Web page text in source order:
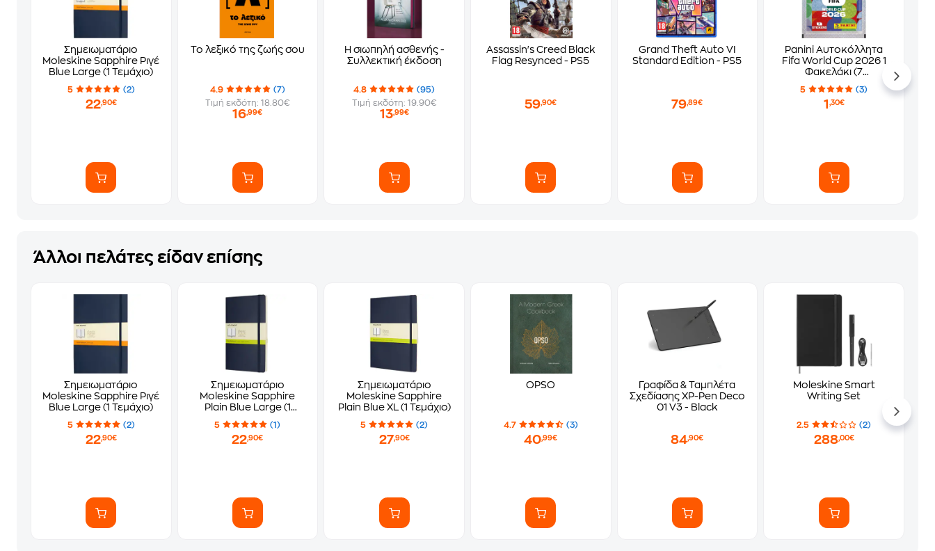
Σημειωματάριο
Moleskine Sapphire Ριγέ
Blue Large (1 Τεμάχιο)
5 (2)
22,90€
Το λεξικό της ζωής σου
4.9
(7)
Τιμή εκδότη: 18.80€
16,99€
Η σιωπηλή ασθενής -
Συλλεκτική έκδοση
4.8
(95)
Τιμή εκδότη: 19.90€
13,99€
Assassin's Creed Black
Flag Resynced - PS5
59,90€
Grand Theft Auto VI
Standard Edition - PS5
79,89€
Panini Αυτοκόλλητα
Fifa World Cup 2026 1
Φακελάκι (7
Αυτοκόλλητα)
5 (3)
1 ,30€
Άλλοι πελάτες είδαν επίσης
Σημειωματάριο
Moleskine Sapphire Ριγέ
Blue Large (1 Τεμάχιο)
5 (2)
22,90€
Σημειωματάριο
Moleskine Sapphire
Plain Blue Large (1
Τεμάχιο)
5 (1)
22,90€
Σημειωματάριο
Moleskine Sapphire
Plain Blue XL (1 Τεμάχιο)
5 (2)
27,90€
OPSO
4.7 (3)
40,99€
Γραφίδα & Ταμπλέτα
Σχεδίασης XP-Pen Deco
01 V3 - Black
84,90€
Moleskine Smart
Writing Set
2.5 (2)
288,00€